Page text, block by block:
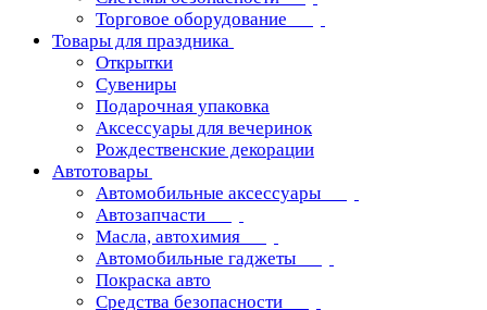
Торговое оборудование
Товары для праздника
Открытки
Сувениры
Подарочная упаковка
Аксессуары для вечеринок
Рождественские декорации
Автотовары
Автомобильные аксессуары
Автозапчасти
Масла, автохимия
Автомобильные гаджеты
Покраска авто
Средства безопасности